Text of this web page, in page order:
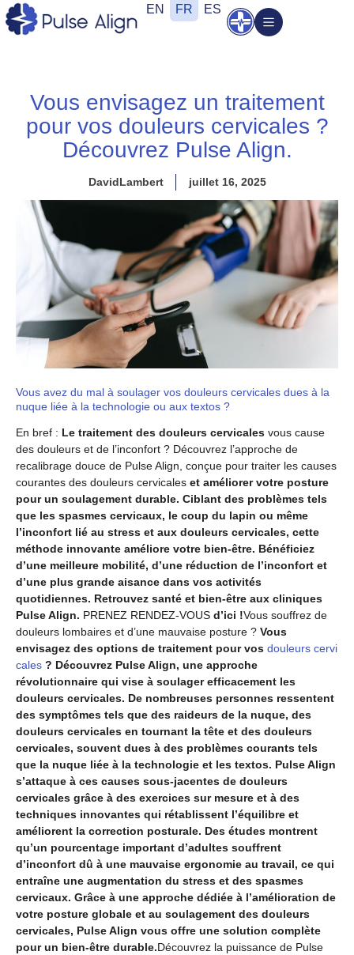
Aller
au
EN FR ES
Ouvrir
Vous envisagez un traitement
pour vos douleurs cervicales ?
Découvrez Pulse Align.
DavidLambert juillet 16, 2025
Vous avez du mal à soulager vos douleurs cervicales dues à la
nuque liée à la technologie ou aux textos ?
En bref : Le traitement des douleurs cervicales vous cause
des douleurs et de l’inconfort ? Découvrez l’approche de
recalibrage douce de Pulse Align, conçue pour traiter les causes
courantes des douleurs cervicales et améliorer votre posture
pour un soulagement durable. Ciblant des problèmes tels
que les spasmes cervicaux, le coup du lapin ou même
l’inconfort lié au stress et aux douleurs cervicales, cette
méthode innovante améliore votre bien-être. Bénéficiez
d’une meilleure mobilité, d’une réduction de l’inconfort et
d’une plus grande aisance dans vos activités
quotidiennes. Retrouvez santé et bien-être aux cliniques
Pulse Align. PRENEZ RENDEZ-VOUS d’ici !Vous souffrez de
douleurs lombaires et d’une mauvaise posture ? Vous
envisagez des options de traitement pour vos douleurs cervi
cales ? Découvrez Pulse Align, une approche
révolutionnaire qui vise à soulager efficacement les
douleurs cervicales. De nombreuses personnes ressentent
des symptômes tels que des raideurs de la nuque, des
douleurs cervicales en tournant la tête et des douleurs
cervicales, souvent dues à des problèmes courants tels
que la nuque liée à la technologie et les textos. Pulse Align
s’attaque à ces causes sous-jacentes de douleurs
cervicales grâce à des exercices sur mesure et à des
techniques innovantes qui rétablissent l’équilibre et
améliorent la correction posturale. Des études montrent
qu’un pourcentage important d’adultes souffrent
d’inconfort dû à une mauvaise ergonomie au travail, ce qui
entraîne une augmentation du stress et des spasmes
cervicaux. Grâce à une approche dédiée à l’amélioration de
votre posture globale et au soulagement des douleurs
cervicales, Pulse Align vous offre une solution complète
pour un bien-être durable.Découvrez la puissance de Pulse